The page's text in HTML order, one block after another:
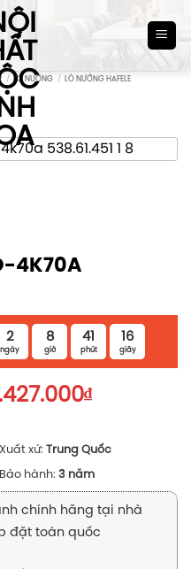
/ LÒ NƯỚNG / LÒ NƯỚNG HAFELE
4K70A
2
ngày
8
giờ
41
phút
15
giây
₫Giá
là:
Xuất xứ: Trung Quốc
Bảo hành: 3 năm
chính hãng tại nhà
đặt toàn quốc